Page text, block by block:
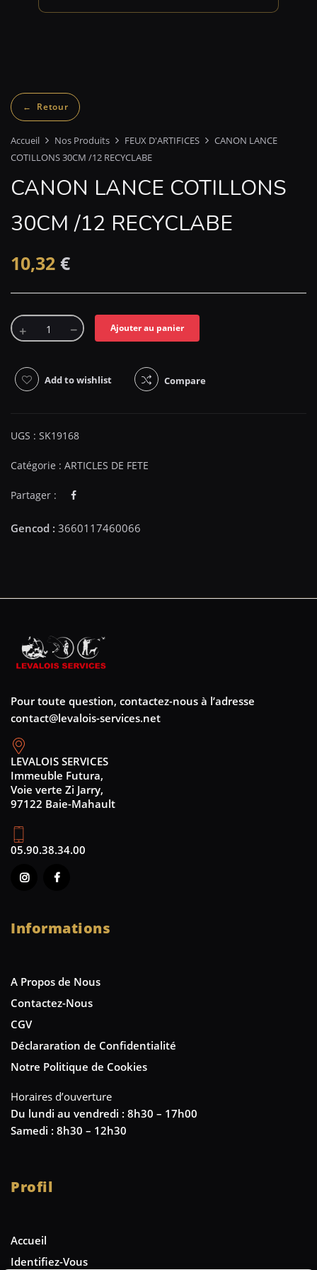
Accueil Nos Produits FEUX D'ARTIFICES
CANON LANCE
COTILLONS 30CM /12 RECYCLABE
CANON LANCE COTILLONS
30CM /12 RECYCLABE
10,32 €
Ajouter au panier
Add to wishlist Compare
UGS : SK19168
Catégorie : ARTICLES DE FETE
Partager :
Pour toute question, contactez-nous à l’adresse
contact@levalois-services.net
LEVALOIS SERVICES
Immeuble Futura,
Voie verte Zi Jarry,
97122 Baie-Mahault
05.90.38.34.00
Informations
A Propos de Nous
Contactez-Nous
CGV
Déclararation de Confidentialité
Notre Politique de Cookies
Horaires d’ouverture
Du lundi au vendredi : 8h30 – 17h00
Samedi : 8h30 – 12h30
Profil
Accueil
Identifiez-Vous